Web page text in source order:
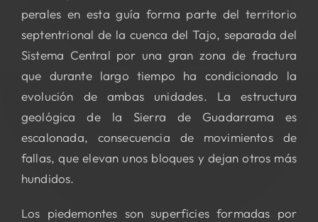
perales en esta guía forma parte del territorio
septentrional de la cuenca del Tajo, separada del
Sistema Central por una gran zona de fractura
que durante largo tiempo ha condicionado la
evolución de ambas unidades. La estructura
geológica de la Sierra de Guadarrama es
escalonada, consecuencia de movimientos de
fallas, que elevan unos bloques y dejan otros más
hundidos.
Los piedemontes son superficies formadas por